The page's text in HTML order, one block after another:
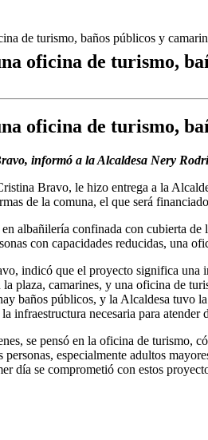
de turismo, baños públicos y
oficina de turismo,
oficina de turismo,
informó a la Alcaldesa Nery
Bravo, le hizo entrega a la
de la comuna, el que será
albañilería confinada con cubierta de
con capacidades reducidas, una
indicó que el proyecto significa una
plaza, camarines, y una oficina de
baños públicos, y la Alcaldesa tuvo
infraestructura necesaria para
se pensó en la oficina de turismo,
especialmente adultos
día se comprometió con estos